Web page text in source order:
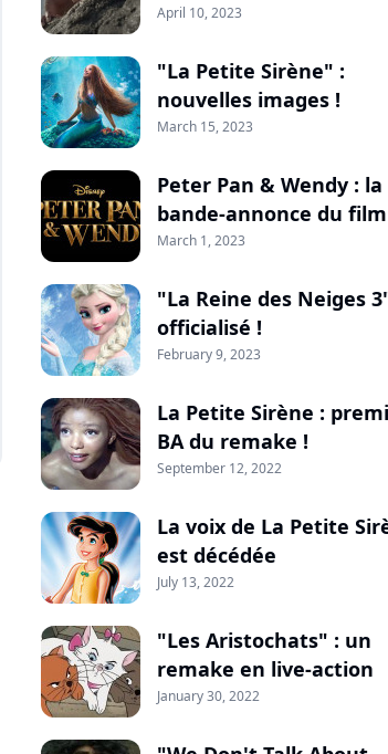
April 10, 2023
"La Petite Sirène" :
nouvelles images !
March 15, 2023
Peter Pan & Wendy : la
bande-annonce du
March 1, 2023
"La Reine des Neiges
officialisé !
February 9, 2023
La Petite Sirène :
BA du remake !
September 12, 2022
La voix de La Petite
est décédée
July 13, 2022
"Les Aristochats" : un
remake en live-action
January 30, 2022